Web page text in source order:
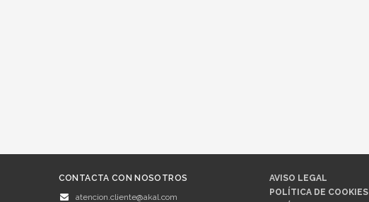
CONTACTA CON NOSOTROS
atencion.cliente@akal.com
AVISO LEGAL
POLÍTICA DE COOKIES